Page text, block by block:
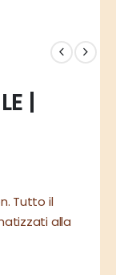
|
Tutto il
alla